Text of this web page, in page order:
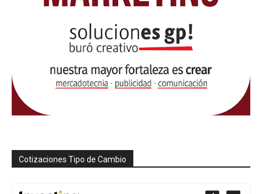
Cotizaciones Tipo de Cambio